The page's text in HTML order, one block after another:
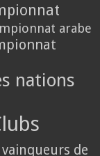
arabe
nations
de